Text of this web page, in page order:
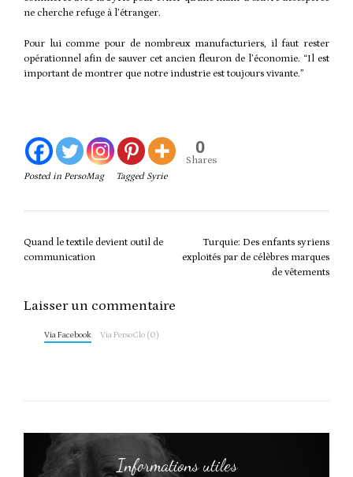
ne cherche refuge à l’étranger.
Pour lui comme pour de nombreux manufacturiers, il faut rester
opérationnel afin de sauver cet ancien fleuron de l’économie. “Il est
important de montrer que notre industrie est toujours vivante.”
0
Shares
Posted in PersoMag Tagged Syrie
Post
navigation
Quand le textile devient outil de
communication
Turquie: Des enfants syriens
exploités par de célèbres marques
de vêtements
Laisser un commentaire
Via Facebook Via PersoClo (0)
Informations utiles